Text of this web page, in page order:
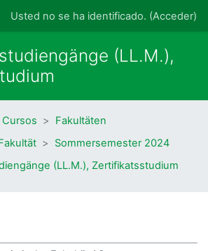
Usted no se ha identificado. (Acceder)
(LL.M.),
Cursos
Fakultäten
Sommersemester 2024
(LL.M.), Zertifikatsstudium